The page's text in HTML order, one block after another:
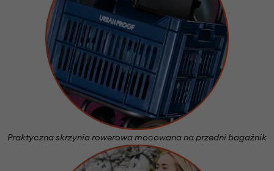
Praktyczna skrzynia rowerowa mocowana na przedni bagażnik